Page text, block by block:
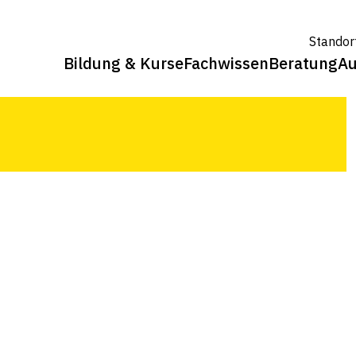
Bildung & KurseFachwissenBeratung